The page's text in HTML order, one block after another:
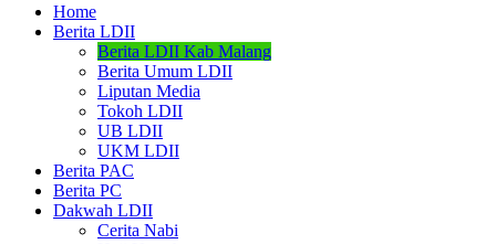
Home
Berita LDII
Berita LDII Kab Malang
Berita Umum LDII
Liputan Media
Tokoh LDII
UB LDII
UKM LDII
Berita PAC
Berita PC
Dakwah LDII
Cerita Nabi